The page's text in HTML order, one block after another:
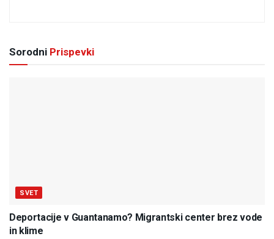
Sorodni Prispevki
SVET
Deportacije v Guantanamo? Migrantski center brez vode
in klime